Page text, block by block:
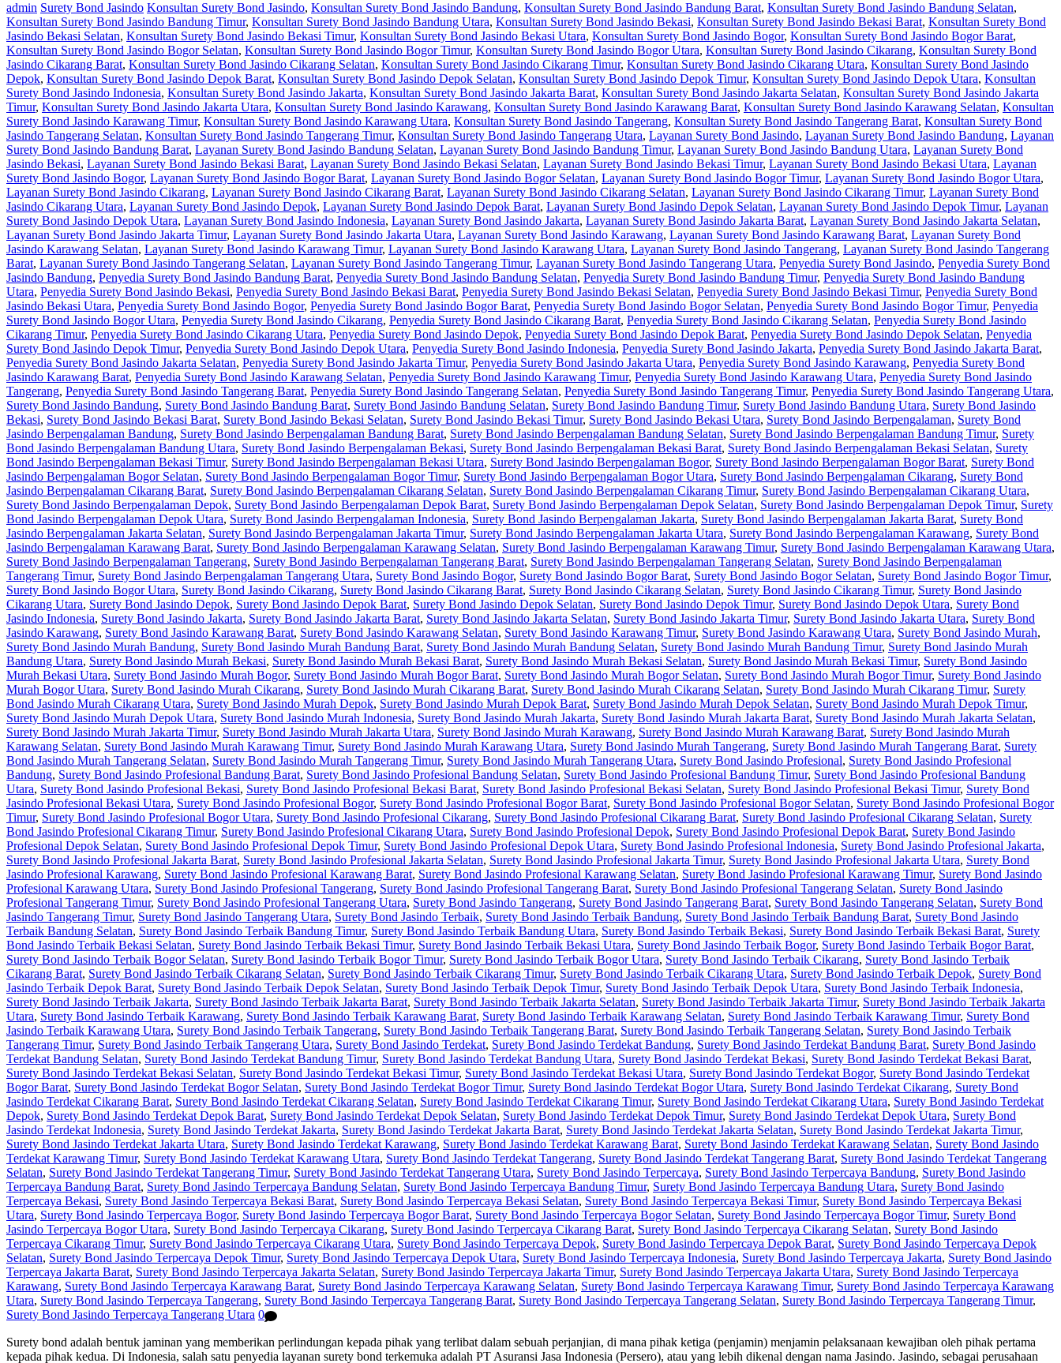
admin Surety Bond Jasindo Konsultan Surety Bond Jasindo, Konsultan Surety Bond Jasindo Bandung, Konsultan Surety Bond Jasindo Bandung Barat, Konsultan Surety Bond Jasindo Bandung Selatan,
Konsultan Surety Bond Jasindo Bandung Timur, Konsultan Surety Bond Jasindo Bandung Utara, Konsultan Surety Bond Jasindo Bekasi, Konsultan Surety Bond Jasindo Bekasi Barat, Konsultan Surety Bond
Jasindo Bekasi Selatan, Konsultan Surety Bond Jasindo Bekasi Timur, Konsultan Surety Bond Jasindo Bekasi Utara, Konsultan Surety Bond Jasindo Bogor, Konsultan Surety Bond Jasindo Bogor Barat,
Konsultan Surety Bond Jasindo Bogor Selatan, Konsultan Surety Bond Jasindo Bogor Timur, Konsultan Surety Bond Jasindo Bogor Utara, Konsultan Surety Bond Jasindo Cikarang, Konsultan Surety Bond
Jasindo Cikarang Barat, Konsultan Surety Bond Jasindo Cikarang Selatan, Konsultan Surety Bond Jasindo Cikarang Timur, Konsultan Surety Bond Jasindo Cikarang Utara, Konsultan Surety Bond Jasindo
Depok, Konsultan Surety Bond Jasindo Depok Barat, Konsultan Surety Bond Jasindo Depok Selatan, Konsultan Surety Bond Jasindo Depok Timur, Konsultan Surety Bond Jasindo Depok Utara, Konsultan
Surety Bond Jasindo Indonesia, Konsultan Surety Bond Jasindo Jakarta, Konsultan Surety Bond Jasindo Jakarta Barat, Konsultan Surety Bond Jasindo Jakarta Selatan, Konsultan Surety Bond Jasindo Jakarta
Timur, Konsultan Surety Bond Jasindo Jakarta Utara, Konsultan Surety Bond Jasindo Karawang, Konsultan Surety Bond Jasindo Karawang Barat, Konsultan Surety Bond Jasindo Karawang Selatan, Konsultan
Surety Bond Jasindo Karawang Timur, Konsultan Surety Bond Jasindo Karawang Utara, Konsultan Surety Bond Jasindo Tangerang, Konsultan Surety Bond Jasindo Tangerang Barat, Konsultan Surety Bond
Jasindo Tangerang Selatan, Konsultan Surety Bond Jasindo Tangerang Timur, Konsultan Surety Bond Jasindo Tangerang Utara, Layanan Surety Bond Jasindo, Layanan Surety Bond Jasindo Bandung, Layanan
Surety Bond Jasindo Bandung Barat, Layanan Surety Bond Jasindo Bandung Selatan, Layanan Surety Bond Jasindo Bandung Timur, Layanan Surety Bond Jasindo Bandung Utara, Layanan Surety Bond
Jasindo Bekasi, Layanan Surety Bond Jasindo Bekasi Barat, Layanan Surety Bond Jasindo Bekasi Selatan, Layanan Surety Bond Jasindo Bekasi Timur, Layanan Surety Bond Jasindo Bekasi Utara, Layanan
Surety Bond Jasindo Bogor, Layanan Surety Bond Jasindo Bogor Barat, Layanan Surety Bond Jasindo Bogor Selatan, Layanan Surety Bond Jasindo Bogor Timur, Layanan Surety Bond Jasindo Bogor Utara,
Layanan Surety Bond Jasindo Cikarang, Layanan Surety Bond Jasindo Cikarang Barat, Layanan Surety Bond Jasindo Cikarang Selatan, Layanan Surety Bond Jasindo Cikarang Timur, Layanan Surety Bond
Jasindo Cikarang Utara, Layanan Surety Bond Jasindo Depok, Layanan Surety Bond Jasindo Depok Barat, Layanan Surety Bond Jasindo Depok Selatan, Layanan Surety Bond Jasindo Depok Timur, Layanan
Surety Bond Jasindo Depok Utara, Layanan Surety Bond Jasindo Indonesia, Layanan Surety Bond Jasindo Jakarta, Layanan Surety Bond Jasindo Jakarta Barat, Layanan Surety Bond Jasindo Jakarta Selatan,
Layanan Surety Bond Jasindo Jakarta Timur, Layanan Surety Bond Jasindo Jakarta Utara, Layanan Surety Bond Jasindo Karawang, Layanan Surety Bond Jasindo Karawang Barat, Layanan Surety Bond
Jasindo Karawang Selatan, Layanan Surety Bond Jasindo Karawang Timur, Layanan Surety Bond Jasindo Karawang Utara, Layanan Surety Bond Jasindo Tangerang, Layanan Surety Bond Jasindo Tangerang
Barat, Layanan Surety Bond Jasindo Tangerang Selatan, Layanan Surety Bond Jasindo Tangerang Timur, Layanan Surety Bond Jasindo Tangerang Utara, Penyedia Surety Bond Jasindo, Penyedia Surety Bond
Jasindo Bandung, Penyedia Surety Bond Jasindo Bandung Barat, Penyedia Surety Bond Jasindo Bandung Selatan, Penyedia Surety Bond Jasindo Bandung Timur, Penyedia Surety Bond Jasindo Bandung
Utara, Penyedia Surety Bond Jasindo Bekasi, Penyedia Surety Bond Jasindo Bekasi Barat, Penyedia Surety Bond Jasindo Bekasi Selatan, Penyedia Surety Bond Jasindo Bekasi Timur, Penyedia Surety Bond
Jasindo Bekasi Utara, Penyedia Surety Bond Jasindo Bogor, Penyedia Surety Bond Jasindo Bogor Barat, Penyedia Surety Bond Jasindo Bogor Selatan, Penyedia Surety Bond Jasindo Bogor Timur, Penyedia
Surety Bond Jasindo Bogor Utara, Penyedia Surety Bond Jasindo Cikarang, Penyedia Surety Bond Jasindo Cikarang Barat, Penyedia Surety Bond Jasindo Cikarang Selatan, Penyedia Surety Bond Jasindo
Cikarang Timur, Penyedia Surety Bond Jasindo Cikarang Utara, Penyedia Surety Bond Jasindo Depok, Penyedia Surety Bond Jasindo Depok Barat, Penyedia Surety Bond Jasindo Depok Selatan, Penyedia
Surety Bond Jasindo Depok Timur, Penyedia Surety Bond Jasindo Depok Utara, Penyedia Surety Bond Jasindo Indonesia, Penyedia Surety Bond Jasindo Jakarta, Penyedia Surety Bond Jasindo Jakarta Barat,
Penyedia Surety Bond Jasindo Jakarta Selatan, Penyedia Surety Bond Jasindo Jakarta Timur, Penyedia Surety Bond Jasindo Jakarta Utara, Penyedia Surety Bond Jasindo Karawang, Penyedia Surety Bond
Jasindo Karawang Barat, Penyedia Surety Bond Jasindo Karawang Selatan, Penyedia Surety Bond Jasindo Karawang Timur, Penyedia Surety Bond Jasindo Karawang Utara, Penyedia Surety Bond Jasindo
Tangerang, Penyedia Surety Bond Jasindo Tangerang Barat, Penyedia Surety Bond Jasindo Tangerang Selatan, Penyedia Surety Bond Jasindo Tangerang Timur, Penyedia Surety Bond Jasindo Tangerang Utara,
Surety Bond Jasindo Bandung, Surety Bond Jasindo Bandung Barat, Surety Bond Jasindo Bandung Selatan, Surety Bond Jasindo Bandung Timur, Surety Bond Jasindo Bandung Utara, Surety Bond Jasindo
Bekasi, Surety Bond Jasindo Bekasi Barat, Surety Bond Jasindo Bekasi Selatan, Surety Bond Jasindo Bekasi Timur, Surety Bond Jasindo Bekasi Utara, Surety Bond Jasindo Berpengalaman, Surety Bond
Jasindo Berpengalaman Bandung, Surety Bond Jasindo Berpengalaman Bandung Barat, Surety Bond Jasindo Berpengalaman Bandung Selatan, Surety Bond Jasindo Berpengalaman Bandung Timur, Surety
Bond Jasindo Berpengalaman Bandung Utara, Surety Bond Jasindo Berpengalaman Bekasi, Surety Bond Jasindo Berpengalaman Bekasi Barat, Surety Bond Jasindo Berpengalaman Bekasi Selatan, Surety
Bond Jasindo Berpengalaman Bekasi Timur, Surety Bond Jasindo Berpengalaman Bekasi Utara, Surety Bond Jasindo Berpengalaman Bogor, Surety Bond Jasindo Berpengalaman Bogor Barat, Surety Bond
Jasindo Berpengalaman Bogor Selatan, Surety Bond Jasindo Berpengalaman Bogor Timur, Surety Bond Jasindo Berpengalaman Bogor Utara, Surety Bond Jasindo Berpengalaman Cikarang, Surety Bond
Jasindo Berpengalaman Cikarang Barat, Surety Bond Jasindo Berpengalaman Cikarang Selatan, Surety Bond Jasindo Berpengalaman Cikarang Timur, Surety Bond Jasindo Berpengalaman Cikarang Utara,
Surety Bond Jasindo Berpengalaman Depok, Surety Bond Jasindo Berpengalaman Depok Barat, Surety Bond Jasindo Berpengalaman Depok Selatan, Surety Bond Jasindo Berpengalaman Depok Timur, Surety
Bond Jasindo Berpengalaman Depok Utara, Surety Bond Jasindo Berpengalaman Indonesia, Surety Bond Jasindo Berpengalaman Jakarta, Surety Bond Jasindo Berpengalaman Jakarta Barat, Surety Bond
Jasindo Berpengalaman Jakarta Selatan, Surety Bond Jasindo Berpengalaman Jakarta Timur, Surety Bond Jasindo Berpengalaman Jakarta Utara, Surety Bond Jasindo Berpengalaman Karawang, Surety Bond
Jasindo Berpengalaman Karawang Barat, Surety Bond Jasindo Berpengalaman Karawang Selatan, Surety Bond Jasindo Berpengalaman Karawang Timur, Surety Bond Jasindo Berpengalaman Karawang Utara,
Surety Bond Jasindo Berpengalaman Tangerang, Surety Bond Jasindo Berpengalaman Tangerang Barat, Surety Bond Jasindo Berpengalaman Tangerang Selatan, Surety Bond Jasindo Berpengalaman
Tangerang Timur, Surety Bond Jasindo Berpengalaman Tangerang Utara, Surety Bond Jasindo Bogor, Surety Bond Jasindo Bogor Barat, Surety Bond Jasindo Bogor Selatan, Surety Bond Jasindo Bogor Timur,
Surety Bond Jasindo Bogor Utara, Surety Bond Jasindo Cikarang, Surety Bond Jasindo Cikarang Barat, Surety Bond Jasindo Cikarang Selatan, Surety Bond Jasindo Cikarang Timur, Surety Bond Jasindo
Cikarang Utara, Surety Bond Jasindo Depok, Surety Bond Jasindo Depok Barat, Surety Bond Jasindo Depok Selatan, Surety Bond Jasindo Depok Timur, Surety Bond Jasindo Depok Utara, Surety Bond
Jasindo Indonesia, Surety Bond Jasindo Jakarta, Surety Bond Jasindo Jakarta Barat, Surety Bond Jasindo Jakarta Selatan, Surety Bond Jasindo Jakarta Timur, Surety Bond Jasindo Jakarta Utara, Surety Bond
Jasindo Karawang, Surety Bond Jasindo Karawang Barat, Surety Bond Jasindo Karawang Selatan, Surety Bond Jasindo Karawang Timur, Surety Bond Jasindo Karawang Utara, Surety Bond Jasindo Murah,
Surety Bond Jasindo Murah Bandung, Surety Bond Jasindo Murah Bandung Barat, Surety Bond Jasindo Murah Bandung Selatan, Surety Bond Jasindo Murah Bandung Timur, Surety Bond Jasindo Murah
Bandung Utara, Surety Bond Jasindo Murah Bekasi, Surety Bond Jasindo Murah Bekasi Barat, Surety Bond Jasindo Murah Bekasi Selatan, Surety Bond Jasindo Murah Bekasi Timur, Surety Bond Jasindo
Murah Bekasi Utara, Surety Bond Jasindo Murah Bogor, Surety Bond Jasindo Murah Bogor Barat, Surety Bond Jasindo Murah Bogor Selatan, Surety Bond Jasindo Murah Bogor Timur, Surety Bond Jasindo
Murah Bogor Utara, Surety Bond Jasindo Murah Cikarang, Surety Bond Jasindo Murah Cikarang Barat, Surety Bond Jasindo Murah Cikarang Selatan, Surety Bond Jasindo Murah Cikarang Timur, Surety
Bond Jasindo Murah Cikarang Utara, Surety Bond Jasindo Murah Depok, Surety Bond Jasindo Murah Depok Barat, Surety Bond Jasindo Murah Depok Selatan, Surety Bond Jasindo Murah Depok Timur,
Surety Bond Jasindo Murah Depok Utara, Surety Bond Jasindo Murah Indonesia, Surety Bond Jasindo Murah Jakarta, Surety Bond Jasindo Murah Jakarta Barat, Surety Bond Jasindo Murah Jakarta Selatan,
Surety Bond Jasindo Murah Jakarta Timur, Surety Bond Jasindo Murah Jakarta Utara, Surety Bond Jasindo Murah Karawang, Surety Bond Jasindo Murah Karawang Barat, Surety Bond Jasindo Murah
Karawang Selatan, Surety Bond Jasindo Murah Karawang Timur, Surety Bond Jasindo Murah Karawang Utara, Surety Bond Jasindo Murah Tangerang, Surety Bond Jasindo Murah Tangerang Barat, Surety
Bond Jasindo Murah Tangerang Selatan, Surety Bond Jasindo Murah Tangerang Timur, Surety Bond Jasindo Murah Tangerang Utara, Surety Bond Jasindo Profesional, Surety Bond Jasindo Profesional
Bandung, Surety Bond Jasindo Profesional Bandung Barat, Surety Bond Jasindo Profesional Bandung Selatan, Surety Bond Jasindo Profesional Bandung Timur, Surety Bond Jasindo Profesional Bandung
Utara, Surety Bond Jasindo Profesional Bekasi, Surety Bond Jasindo Profesional Bekasi Barat, Surety Bond Jasindo Profesional Bekasi Selatan, Surety Bond Jasindo Profesional Bekasi Timur, Surety Bond
Jasindo Profesional Bekasi Utara, Surety Bond Jasindo Profesional Bogor, Surety Bond Jasindo Profesional Bogor Barat, Surety Bond Jasindo Profesional Bogor Selatan, Surety Bond Jasindo Profesional Bogor
Timur, Surety Bond Jasindo Profesional Bogor Utara, Surety Bond Jasindo Profesional Cikarang, Surety Bond Jasindo Profesional Cikarang Barat, Surety Bond Jasindo Profesional Cikarang Selatan, Surety
Bond Jasindo Profesional Cikarang Timur, Surety Bond Jasindo Profesional Cikarang Utara, Surety Bond Jasindo Profesional Depok, Surety Bond Jasindo Profesional Depok Barat, Surety Bond Jasindo
Profesional Depok Selatan, Surety Bond Jasindo Profesional Depok Timur, Surety Bond Jasindo Profesional Depok Utara, Surety Bond Jasindo Profesional Indonesia, Surety Bond Jasindo Profesional Jakarta,
Surety Bond Jasindo Profesional Jakarta Barat, Surety Bond Jasindo Profesional Jakarta Selatan, Surety Bond Jasindo Profesional Jakarta Timur, Surety Bond Jasindo Profesional Jakarta Utara, Surety Bond
Jasindo Profesional Karawang, Surety Bond Jasindo Profesional Karawang Barat, Surety Bond Jasindo Profesional Karawang Selatan, Surety Bond Jasindo Profesional Karawang Timur, Surety Bond Jasindo
Profesional Karawang Utara, Surety Bond Jasindo Profesional Tangerang, Surety Bond Jasindo Profesional Tangerang Barat, Surety Bond Jasindo Profesional Tangerang Selatan, Surety Bond Jasindo
Profesional Tangerang Timur, Surety Bond Jasindo Profesional Tangerang Utara, Surety Bond Jasindo Tangerang, Surety Bond Jasindo Tangerang Barat, Surety Bond Jasindo Tangerang Selatan, Surety Bond
Jasindo Tangerang Timur, Surety Bond Jasindo Tangerang Utara, Surety Bond Jasindo Terbaik, Surety Bond Jasindo Terbaik Bandung, Surety Bond Jasindo Terbaik Bandung Barat, Surety Bond Jasindo
Terbaik Bandung Selatan, Surety Bond Jasindo Terbaik Bandung Timur, Surety Bond Jasindo Terbaik Bandung Utara, Surety Bond Jasindo Terbaik Bekasi, Surety Bond Jasindo Terbaik Bekasi Barat, Surety
Bond Jasindo Terbaik Bekasi Selatan, Surety Bond Jasindo Terbaik Bekasi Timur, Surety Bond Jasindo Terbaik Bekasi Utara, Surety Bond Jasindo Terbaik Bogor, Surety Bond Jasindo Terbaik Bogor Barat,
Surety Bond Jasindo Terbaik Bogor Selatan, Surety Bond Jasindo Terbaik Bogor Timur, Surety Bond Jasindo Terbaik Bogor Utara, Surety Bond Jasindo Terbaik Cikarang, Surety Bond Jasindo Terbaik
Cikarang Barat, Surety Bond Jasindo Terbaik Cikarang Selatan, Surety Bond Jasindo Terbaik Cikarang Timur, Surety Bond Jasindo Terbaik Cikarang Utara, Surety Bond Jasindo Terbaik Depok, Surety Bond
Jasindo Terbaik Depok Barat, Surety Bond Jasindo Terbaik Depok Selatan, Surety Bond Jasindo Terbaik Depok Timur, Surety Bond Jasindo Terbaik Depok Utara, Surety Bond Jasindo Terbaik Indonesia,
Surety Bond Jasindo Terbaik Jakarta, Surety Bond Jasindo Terbaik Jakarta Barat, Surety Bond Jasindo Terbaik Jakarta Selatan, Surety Bond Jasindo Terbaik Jakarta Timur, Surety Bond Jasindo Terbaik Jakarta
Utara, Surety Bond Jasindo Terbaik Karawang, Surety Bond Jasindo Terbaik Karawang Barat, Surety Bond Jasindo Terbaik Karawang Selatan, Surety Bond Jasindo Terbaik Karawang Timur, Surety Bond
Jasindo Terbaik Karawang Utara, Surety Bond Jasindo Terbaik Tangerang, Surety Bond Jasindo Terbaik Tangerang Barat, Surety Bond Jasindo Terbaik Tangerang Selatan, Surety Bond Jasindo Terbaik
Tangerang Timur, Surety Bond Jasindo Terbaik Tangerang Utara, Surety Bond Jasindo Terdekat, Surety Bond Jasindo Terdekat Bandung, Surety Bond Jasindo Terdekat Bandung Barat, Surety Bond Jasindo
Terdekat Bandung Selatan, Surety Bond Jasindo Terdekat Bandung Timur, Surety Bond Jasindo Terdekat Bandung Utara, Surety Bond Jasindo Terdekat Bekasi, Surety Bond Jasindo Terdekat Bekasi Barat,
Surety Bond Jasindo Terdekat Bekasi Selatan, Surety Bond Jasindo Terdekat Bekasi Timur, Surety Bond Jasindo Terdekat Bekasi Utara, Surety Bond Jasindo Terdekat Bogor, Surety Bond Jasindo Terdekat
Bogor Barat, Surety Bond Jasindo Terdekat Bogor Selatan, Surety Bond Jasindo Terdekat Bogor Timur, Surety Bond Jasindo Terdekat Bogor Utara, Surety Bond Jasindo Terdekat Cikarang, Surety Bond
Jasindo Terdekat Cikarang Barat, Surety Bond Jasindo Terdekat Cikarang Selatan, Surety Bond Jasindo Terdekat Cikarang Timur, Surety Bond Jasindo Terdekat Cikarang Utara, Surety Bond Jasindo Terdekat
Depok, Surety Bond Jasindo Terdekat Depok Barat, Surety Bond Jasindo Terdekat Depok Selatan, Surety Bond Jasindo Terdekat Depok Timur, Surety Bond Jasindo Terdekat Depok Utara, Surety Bond
Jasindo Terdekat Indonesia, Surety Bond Jasindo Terdekat Jakarta, Surety Bond Jasindo Terdekat Jakarta Barat, Surety Bond Jasindo Terdekat Jakarta Selatan, Surety Bond Jasindo Terdekat Jakarta Timur,
Surety Bond Jasindo Terdekat Jakarta Utara, Surety Bond Jasindo Terdekat Karawang, Surety Bond Jasindo Terdekat Karawang Barat, Surety Bond Jasindo Terdekat Karawang Selatan, Surety Bond Jasindo
Terdekat Karawang Timur, Surety Bond Jasindo Terdekat Karawang Utara, Surety Bond Jasindo Terdekat Tangerang, Surety Bond Jasindo Terdekat Tangerang Barat, Surety Bond Jasindo Terdekat Tangerang
Selatan, Surety Bond Jasindo Terdekat Tangerang Timur, Surety Bond Jasindo Terdekat Tangerang Utara, Surety Bond Jasindo Terpercaya, Surety Bond Jasindo Terpercaya Bandung, Surety Bond Jasindo
Terpercaya Bandung Barat, Surety Bond Jasindo Terpercaya Bandung Selatan, Surety Bond Jasindo Terpercaya Bandung Timur, Surety Bond Jasindo Terpercaya Bandung Utara, Surety Bond Jasindo
Terpercaya Bekasi, Surety Bond Jasindo Terpercaya Bekasi Barat, Surety Bond Jasindo Terpercaya Bekasi Selatan, Surety Bond Jasindo Terpercaya Bekasi Timur, Surety Bond Jasindo Terpercaya Bekasi
Utara, Surety Bond Jasindo Terpercaya Bogor, Surety Bond Jasindo Terpercaya Bogor Barat, Surety Bond Jasindo Terpercaya Bogor Selatan, Surety Bond Jasindo Terpercaya Bogor Timur, Surety Bond
Jasindo Terpercaya Bogor Utara, Surety Bond Jasindo Terpercaya Cikarang, Surety Bond Jasindo Terpercaya Cikarang Barat, Surety Bond Jasindo Terpercaya Cikarang Selatan, Surety Bond Jasindo
Terpercaya Cikarang Timur, Surety Bond Jasindo Terpercaya Cikarang Utara, Surety Bond Jasindo Terpercaya Depok, Surety Bond Jasindo Terpercaya Depok Barat, Surety Bond Jasindo Terpercaya Depok
Selatan, Surety Bond Jasindo Terpercaya Depok Timur, Surety Bond Jasindo Terpercaya Depok Utara, Surety Bond Jasindo Terpercaya Indonesia, Surety Bond Jasindo Terpercaya Jakarta, Surety Bond Jasindo
Terpercaya Jakarta Barat, Surety Bond Jasindo Terpercaya Jakarta Selatan, Surety Bond Jasindo Terpercaya Jakarta Timur, Surety Bond Jasindo Terpercaya Jakarta Utara, Surety Bond Jasindo Terpercaya
Karawang, Surety Bond Jasindo Terpercaya Karawang Barat, Surety Bond Jasindo Terpercaya Karawang Selatan, Surety Bond Jasindo Terpercaya Karawang Timur, Surety Bond Jasindo Terpercaya Karawang
Utara, Surety Bond Jasindo Terpercaya Tangerang, Surety Bond Jasindo Terpercaya Tangerang Barat, Surety Bond Jasindo Terpercaya Tangerang Selatan, Surety Bond Jasindo Terpercaya Tangerang Timur,
Surety Bond Jasindo Terpercaya Tangerang Utara 0
Surety bond adalah bentuk jaminan yang memberikan perlindungan kepada pihak yang terlibat dalam sebuah perjanjian, di mana pihak ketiga (penjamin) menjamin pelaksanaan kewajiban oleh pihak pertama
kepada pihak kedua. Di Indonesia, salah satu penyedia layanan surety bond terkemuka adalah PT Asuransi Jasa Indonesia (Persero), atau yang lebih dikenal dengan nama Jasindo. Jasindo, sebagai perusahaan